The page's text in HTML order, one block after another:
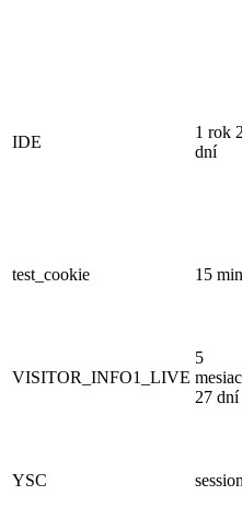
IDE
1 rok
dní
test_cookie 15
VISITOR_INFO1_LIVE
5
27 dní
YSC session